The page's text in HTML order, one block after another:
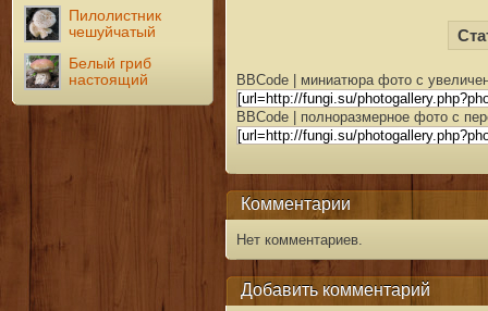
Пилолистник
чешуйчатый
Белый гриб
настоящий
BBCode | миниатюра фото с
BBCode | полноразмерное фото с
Комментарии
Нет комментариев.
Добавить комментарий